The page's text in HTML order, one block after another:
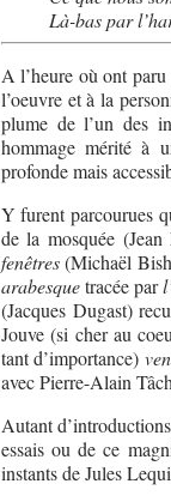
Là-bas par
A l’heure où ont
l’oeuvre et à la
plume de l’un des
hommage mérité à
profonde mais
Y furent parcourues
de la mosquée
fenêtres(Michaël
arabesquetracée par
(Jacques Dugast)
Jouve (si cher au
tant d’importance)
avec Pierre-Alain
Autant
essais ou de ce
instants de Jules